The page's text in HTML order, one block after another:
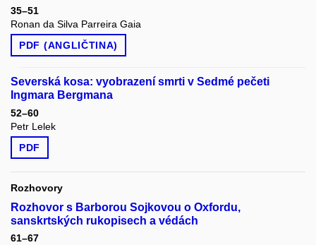
35–51
Ronan da Silva Parreira Gaia
PDF (ANGLIČTINA)
Severská kosa: vyobrazení smrti v Sedmé pečeti
Ingmara Bergmana
52–60
Petr Lelek
PDF
Rozhovory
Rozhovor s Barborou Sojkovou o Oxfordu,
sanskrtských rukopisech a védách
61–67